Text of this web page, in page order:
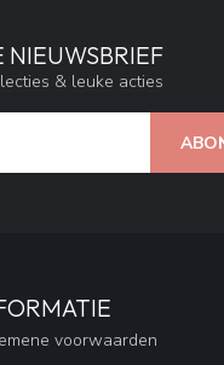
NIEUWSBRIEF
& leuke acties
voorwaarden